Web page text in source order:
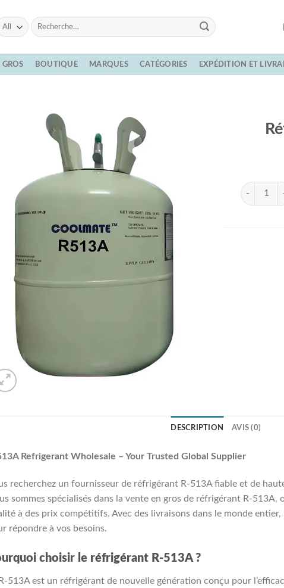
Recherche
pour :
GROS BOUTIQUE MARQUES CATÉGORIES EXPÉDITION ET
quantité de
DESCRIPTION AVIS (0)
Refrigerant Wholesale – Your Trusted Global Supplier
recherchez un fournisseur de réfrigérant R-513A fiable et de
sommes spécialisés dans la vente en gros de réfrigérant R-
à des prix compétitifs. Avec des livraisons dans le monde
répondre à vos besoins.
choisir le réfrigérant R-513A ?
513A est un réfrigérant de nouvelle génération conçu pour